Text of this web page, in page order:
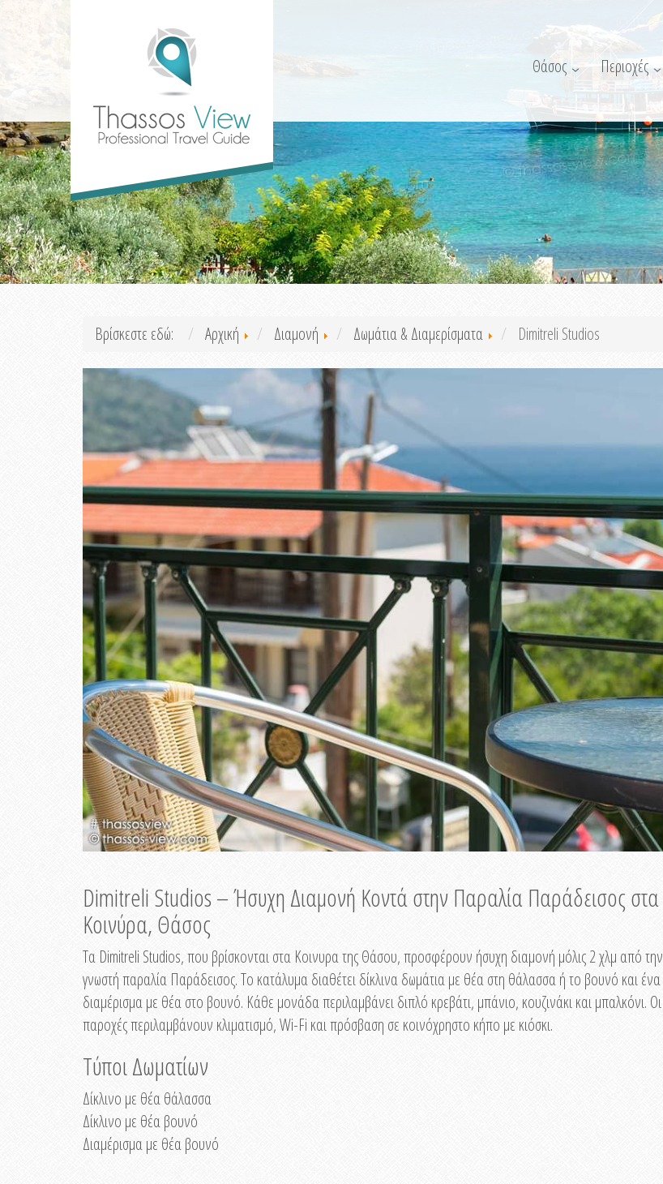
Θάσος Περιοχές
Βρίσκεστε εδώ: Αρχική Διαμονή Δωμάτια & Διαμερίσματα Dimitreli Studios
Dimitreli Studios – Ήσυχη Διαμονή Κοντά στην Παραλία Παράδεισος στα
Κοινύρα, Θάσος
Τα Dimitreli Studios, που βρίσκονται στα Κοινυρα της Θάσου, προσφέρουν ήσυχη διαμονή μόλις 2 χλμ από την
γνωστή παραλία Παράδεισος. Το κατάλυμα διαθέτει δίκλινα δωμάτια με θέα στη θάλασσα ή το βουνό και ένα
διαμέρισμα με θέα στο βουνό. Κάθε μονάδα περιλαμβάνει διπλό κρεβάτι, μπάνιο, κουζινάκι και μπαλκόνι. Οι
παροχές περιλαμβάνουν κλιματισμό, Wi-Fi και πρόσβαση σε κοινόχρηστο κήπο με κιόσκι.
Τύποι Δωματίων
Δίκλινο με θέα θάλασσα
Δίκλινο με θέα βουνό
Διαμέρισμα με θέα βουνό